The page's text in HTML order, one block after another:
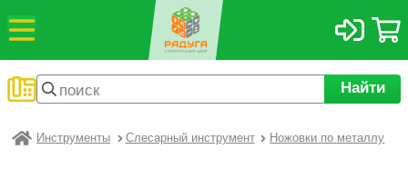
Найти
Радуга
Инструменты Слесарный инструмент Ножовки по металлу